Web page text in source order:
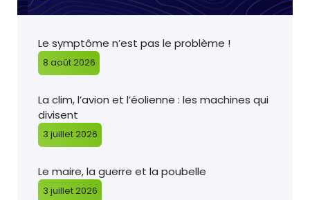
Le symptôme n’est pas le problème !
8 août 2026
La clim, l’avion et l’éolienne : les machines qui
divisent
3 juillet 2026
Le maire, la guerre et la poubelle
3 juillet 2026